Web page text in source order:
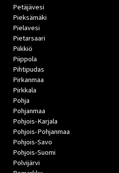
Petäjävesi
Pieksämäki
Pielavesi
Pietarsaari
Piikkiö
Piippola
Pihtipudas
Pirkanmaa
Pirkkala
Pohja
Pohjanmaa
Pohjois-Karjala
Pohjois-Pohjanmaa
Pohjois-Savo
Pohjois-Suomi
Polvijärvi